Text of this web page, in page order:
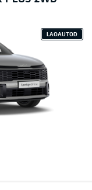
LAOAUTOD